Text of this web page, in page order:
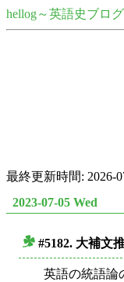
hellog～英語史ブログ
最終更新時間: 2026-
2023-07-05 Wed
#5182. 大補文
英語の統語論